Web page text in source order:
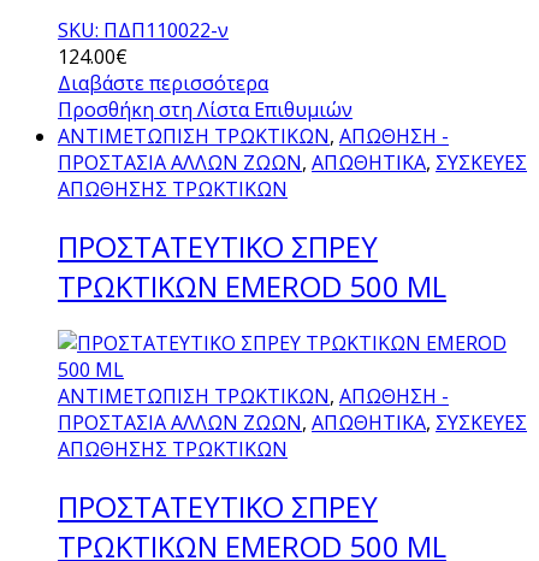
SKU: ΠΔΠ110022-ν
124.00€
Διαβάστε περισσότερα
Προσθήκη στη Λίστα Επιθυμιών
ΑΝΤΙΜΕΤΩΠΙΣΗ ΤΡΩΚΤΙΚΩΝ, ΑΠΩΘΗΣΗ -
ΠΡΟΣΤΑΣΙΑ ΑΛΛΩΝ ΖΩΩΝ, ΑΠΩΘΗΤΙΚΑ, ΣΥΣΚΕΥΕΣ
ΑΠΩΘΗΣΗΣ ΤΡΩΚΤΙΚΩΝ
ΠΡΟΣΤΑΤΕΥΤΙΚΟ ΣΠΡΕΥ
TΡΩΚΤΙΚΩΝ EMEROD 500 ΜL
ΑΝΤΙΜΕΤΩΠΙΣΗ ΤΡΩΚΤΙΚΩΝ, ΑΠΩΘΗΣΗ -
ΠΡΟΣΤΑΣΙΑ ΑΛΛΩΝ ΖΩΩΝ, ΑΠΩΘΗΤΙΚΑ, ΣΥΣΚΕΥΕΣ
ΑΠΩΘΗΣΗΣ ΤΡΩΚΤΙΚΩΝ
ΠΡΟΣΤΑΤΕΥΤΙΚΟ ΣΠΡΕΥ
TΡΩΚΤΙΚΩΝ EMEROD 500 ΜL